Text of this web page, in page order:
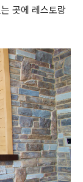
곳에 레스토랑